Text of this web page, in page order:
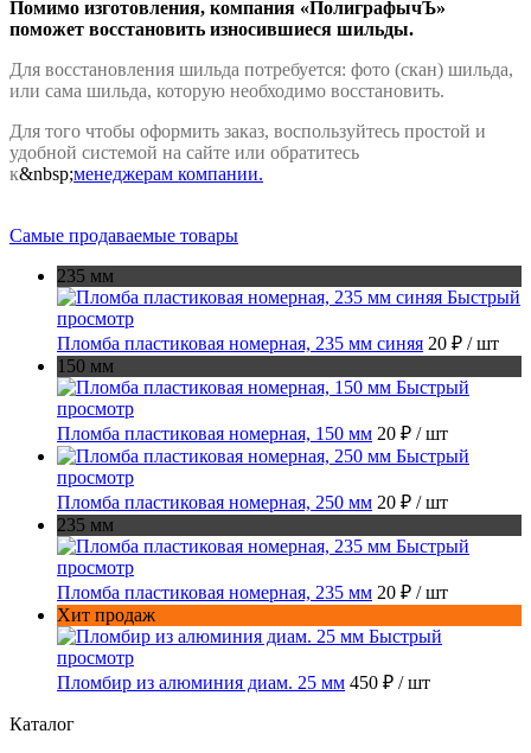
Помимо изготовления, компания «ПолиграфычЪ»
поможет восстановить износившиеся шильды.
Для восстановления шильда потребуется: фото (скан) шильда,
или сама шильда, которую необходимо восстановить.
Для того чтобы оформить заказ, воспользуйтесь простой и
удобной системой на сайте или обратитесь
к&nbsp;менеджерам компании.
Самые продаваемые товары
235 мм
Быстрый
просмотр
Пломба пластиковая номерная, 235 мм синяя 20 ₽ / шт
150 мм
Быстрый
просмотр
Пломба пластиковая номерная, 150 мм 20 ₽ / шт
Быстрый
просмотр
Пломба пластиковая номерная, 250 мм 20 ₽ / шт
235 мм
Быстрый
просмотр
Пломба пластиковая номерная, 235 мм 20 ₽ / шт
Хит продаж
Быстрый
просмотр
Пломбир из алюминия диам. 25 мм 450 ₽ / шт
Каталог